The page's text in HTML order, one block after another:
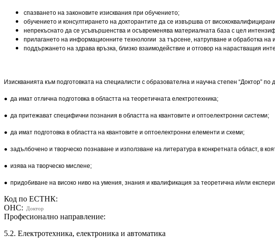
спазването на законовите изисквания при обучението;
обучението и консултирането на докторантите да се извършва от
непрекъснато да се усъвършенства и осъвременява материалната база с цел
прилагането на информационните технологии за търсене, натрупване и обработка
поддържането на здрава връзка, близко взаимодействие и отговор на нарастващия
Изискванията към подготовката на специалисти с образователна и научна степен “Доктор” по
● да имат отлична подготовка в областта на теоретичната електротехника;
● да притежават специфични познания в областта на квантовите и оптоелектронни системи;
● да имат подготовка в областта на квантовите и оптоелектронни елементи и схеми;
● задълбочено и творческо познаване и използване на литература в конкретната област, в
● изява на творческо мислене;
● придобиване на високо ниво на умения, знания и квалификация за теоретична и/или
Код по ЕСТНК:
ОНС:
Доктор
Професионално направление:
5.2. Електротехника, електроника и автоматика